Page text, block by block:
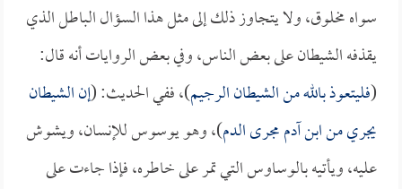
سواه مخلوق، ولا يتجاوز ذلك إلى مثل هذا السؤال الباطل الذي
يقذفه الشيطان على بعض الناس، وفي بعض الروايات أنه قال:
(فليتعوذ بالله من الشيطان الرجيم)، ففي الحديث: (إن الشيطان
يجري من ابن آدم مجرى الدم)، وهو يوسوس للإنسان، ويشوش
عليه، ويأتيه بالوساوس التي تمر على خاطره، فإذا جاءت على